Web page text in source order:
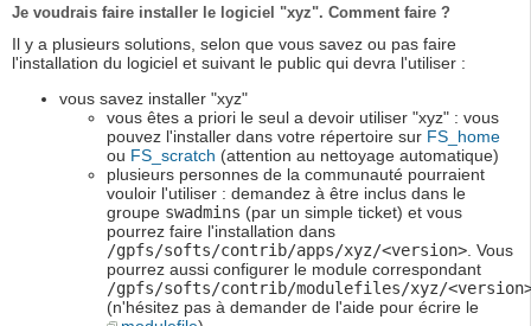
Je voudrais faire installer le logiciel "xyz". Comment faire ?
Il y a plusieurs solutions, selon que vous savez ou pas faire
l'installation du logiciel et suivant le public qui devra l'utiliser :
vous savez installer "xyz"
vous êtes a priori le seul a devoir utiliser "xyz" : vous
pouvez l'installer dans votre répertoire sur FS_home
ou FS_scratch (attention au nettoyage automatique)
plusieurs personnes de la communauté pourraient
vouloir l'utiliser : demandez à être inclus dans le
groupe swadmins (par un simple ticket) et vous
pourrez faire l'installation dans
/gpfs/softs/contrib/apps/xyz/<version>. Vous
pourrez aussi configurer le module correspondant
/gpfs/softs/contrib/modulefiles/xyz/
(n'hésitez pas à demander de l'aide pour écrire le